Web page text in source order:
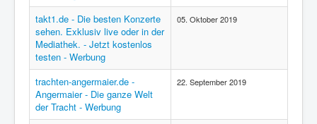
takt1.de - Die besten Konzerte
sehen. Exklusiv live oder in der
Mediathek. - Jetzt kostenlos
testen - Werbung
05. Oktober 2019
trachten-angermaier.de -
Angermaier - Die ganze Welt
der Tracht - Werbung
22. September 2019